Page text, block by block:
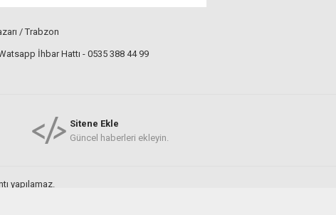
/ Trabzon
İhbar Hattı - 0535 388 44 99
Sitene Ekle
Güncel haberleri ekleyin.
yapılamaz.